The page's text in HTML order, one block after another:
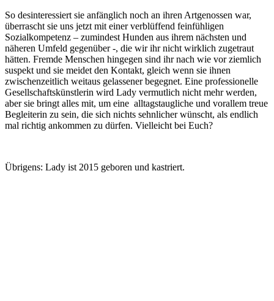
So desinteressiert sie anfänglich noch an ihren Artgenossen war,
überrascht sie uns jetzt mit einer verblüffend feinfühligen
Sozialkompetenz – zumindest Hunden aus ihrem nächsten und
näheren Umfeld gegenüber -, die wir ihr nicht wirklich zugetraut
hätten. Fremde Menschen hingegen sind ihr nach wie vor ziemlich
suspekt und sie meidet den Kontakt, gleich wenn sie ihnen
zwischenzeitlich weitaus gelassener begegnet. Eine professionelle
Gesellschaftskünstlerin wird Lady vermutlich nicht mehr werden,
aber sie bringt alles mit, um eine alltagstaugliche und vorallem treue
Begleiterin zu sein, die sich nichts sehnlicher wünscht, als endlich
mal richtig ankommen zu dürfen. Vielleicht bei Euch?
Übrigens: Lady ist 2015 geboren und kastriert.